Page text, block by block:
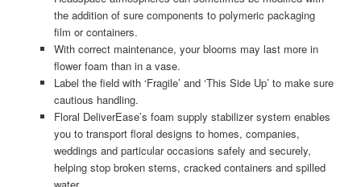
the addition of sure components to polymeric packaging
film or containers.
With correct maintenance, your blooms may last more in
flower foam than in a vase.
Label the field with ‘Fragile’ and ‘This Side Up’ to make sure
cautious handling.
Floral DeliverEase’s foam supply stabilizer system enables
you to transport floral designs to homes, companies,
weddings and particular occasions safely and securely,
helping stop broken stems, cracked containers and spilled